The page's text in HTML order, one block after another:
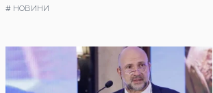
# НОВИНИ